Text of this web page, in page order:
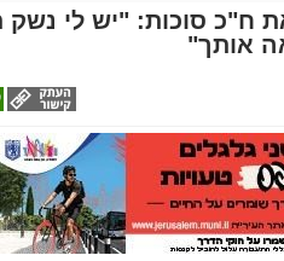
ח"כ סוכות: "יש לי נשק
אותך"